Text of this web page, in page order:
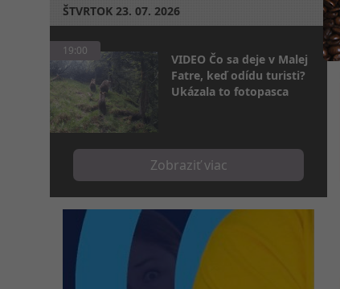
ŠTVRTOK 23. 07. 2026
19:00
VIDEO Čo sa deje v Malej
Fatre, keď odídu turisti?
Ukázala to fotopasca
Zobraziť viac